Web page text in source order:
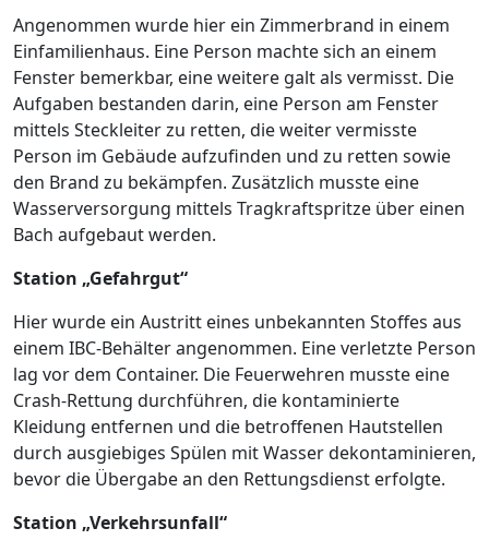
Angenommen wurde hier ein Zimmerbrand in einem
Einfamilienhaus. Eine Person machte sich an einem
Fenster bemerkbar, eine weitere galt als vermisst. Die
Aufgaben bestanden darin, eine Person am Fenster
mittels Steckleiter zu retten, die weiter vermisste
Person im Gebäude aufzufinden und zu retten sowie
den Brand zu bekämpfen. Zusätzlich musste eine
Wasserversorgung mittels Tragkraftspritze über einen
Bach aufgebaut werden.
Station „Gefahrgut“
Hier wurde ein Austritt eines unbekannten Stoffes aus
einem IBC-Behälter angenommen. Eine verletzte Person
lag vor dem Container. Die Feuerwehren musste eine
Crash-Rettung durchführen, die kontaminierte
Kleidung entfernen und die betroffenen Hautstellen
durch ausgiebiges Spülen mit Wasser dekontaminieren,
bevor die Übergabe an den Rettungsdienst erfolgte.
Station „Verkehrsunfall“